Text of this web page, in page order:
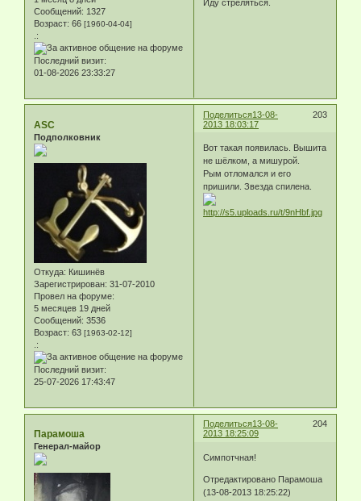
Сообщений: 1327
Возраст: 66 [1960-04-04]
.:
Последний визит:
01-08-2026 23:33:27
Иду стреляться.
Поделиться 203
13-08-
2013 18:03:17
ASC
Подполковник
Откуда: Кишинёв
Зарегистрирован: 31-07-2010
Провел на форуме:
5 месяцев 19 дней
Сообщений: 3536
Возраст: 63 [1963-02-12]
.:
Последний визит:
25-07-2026 17:43:47
Вот такая появилась. Вышита
не шёлком, а мишурой.
Рым отломался и его
пришили. Звезда спилена.
Поделиться 204
13-08-
2013 18:25:09
Парамоша
Генерал-майор
Симпотчная!
Отредактировано Парамоша
(13-08-2013 18:25:22)